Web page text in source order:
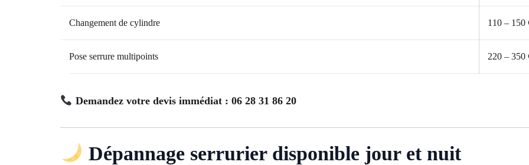
Changement de cylindre 110 – 150
Pose serrure multipoints 220 – 350
Demandez votre devis immédiat : 06 28 31 86 20
Dépannage serrurier disponible jour et nuit